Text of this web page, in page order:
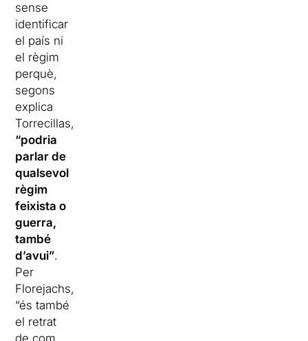
sense
identificar
el país ni
el règim
perquè,
segons
explica
Torrecillas,
“podria
parlar de
qualsevol
règim
feixista o
guerra,
també
d’avui”.
Per
Florejachs,
“és també
el retrat